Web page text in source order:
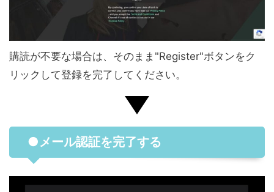
購読が不要な場合は、そのまま"Register"ボタンをク
リックして登録を完了してください。
●メール認証を完了する